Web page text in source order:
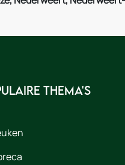
thema's